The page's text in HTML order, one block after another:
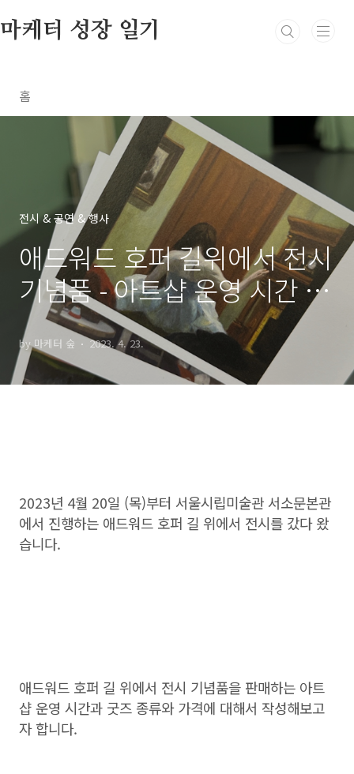
마케터 성장 일기
홈
전시 & 공연 & 행사
애드워드 호퍼 길위에서 전시
기념품 - 아트샵 운영 시간 /
굿즈 종류 및 가격
by 마케터 숲 2023. 4. 23.
2023년 4월 20일 (목)부터 서울시립미술관 서소문본관
에서 진행하는 애드워드 호퍼 길 위에서 전시를 갔다 왔
습니다.
애드워드 호퍼 길 위에서 전시 기념품을 판매하는 아트
샵 운영 시간과 굿즈 종류와 가격에 대해서 작성해보고
자 합니다.